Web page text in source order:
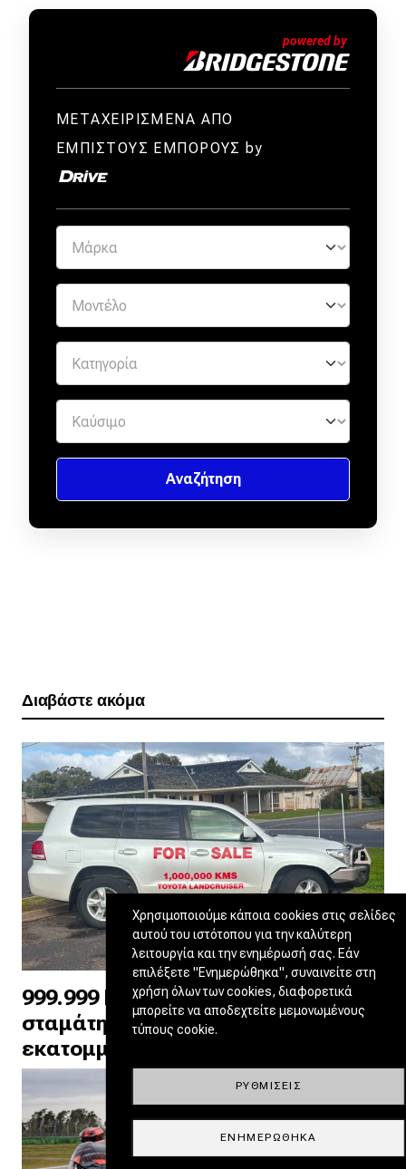
ΜΕΤΑΧΕΙΡΙΣΜΕΝΑ ΑΠΟ
ΕΜΠΙΣΤΟΥΣ ΕΜΠΟΡΟΥΣ by
Διαβάστε ακόμα
999.999 km σε Land Cruiser – Γιατί
σταμάτησε πριν από το
εκατομμύριο; [video]
Χρησιμοποιούμε κάποια cookies στις σελίδες
αυτού του ιστότοπου για την καλύτερη
λειτουργία και την ενημέρωσή σας. Εάν
επιλέξετε "Ενημερώθηκα", συναινείτε στη
χρήση όλων των cookies, διαφορετικά
μπορείτε να αποδεχτείτε μεμονωμένους
τύπους cookie.
ΡΥΘΜΊΣΕΙΣ
ΕΝΗΜΕΡΏΘΗΚΑ